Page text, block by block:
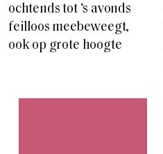
ochtends tot ‘s avonds
feilloos meebeweegt,
ook op grote hoogte